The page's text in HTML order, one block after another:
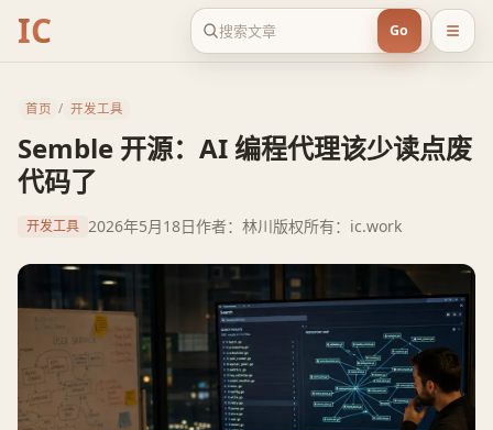
IC Go
首页 / 开发工具
Semble 开源：AI 编程代理该少读点废
代码了
开发工具 2026年5月18日作者：林川版权所有：ic.work